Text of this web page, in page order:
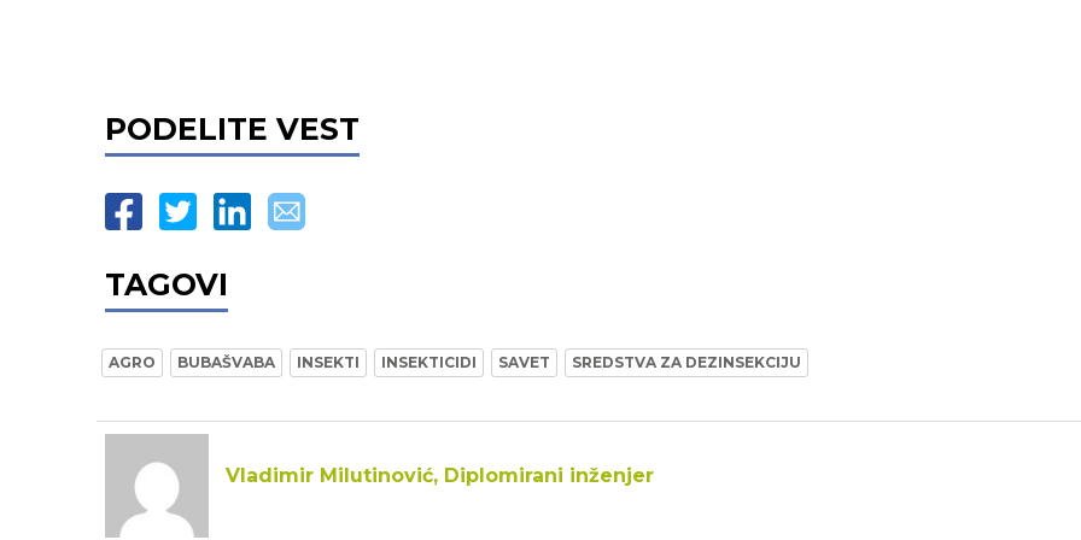
PODELITE VEST
TAGOVI
AGRO BUBAŠVABA INSEKTI INSEKTICIDI SAVET SREDSTVA ZA DEZINSEKCIJU
Vladimir Milutinović, Diplomirani inženjer